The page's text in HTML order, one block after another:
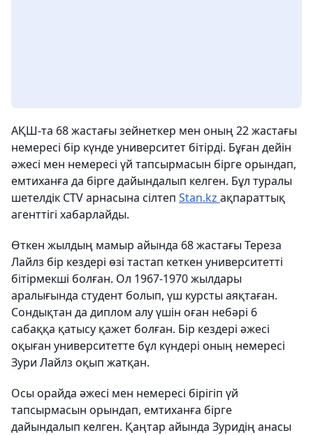
АҚШ-та 68 жастағы зейнеткер мен оның 22 жастағы
немересі бір күнде университет бітірді. Бұған дейін
әжесі мен немересі үй тапсырмасын бірге орындап,
емтиханға да бірге дайындалып келген. Бұл туралы
шетелдік CTV арнасына сілтеп Stan.kz ақпараттық
агенттігі хабарлайды.
Өткен жылдың мамыр айында 68 жастағы Тереза
Лайлз бір кездері өзі тастап кеткен университетті
бітірмекші болған. Ол 1967-1970 жылдары
аралығында студент болып, үш курсты аяқтаған.
Сондықтан да диплом алу үшін оған небәрі 6
сабаққа қатысу қажет болған. Бір кездері әжесі
оқыған университетте бұл күндері оның немересі
Зури Лайлз оқып жатқан.
Осы орайда әжесі мен немересі бірігіп үй
тапсырмасын орындап, емтиханға бірге
дайындалып келген. Қаңтар айында Зуридің анасы